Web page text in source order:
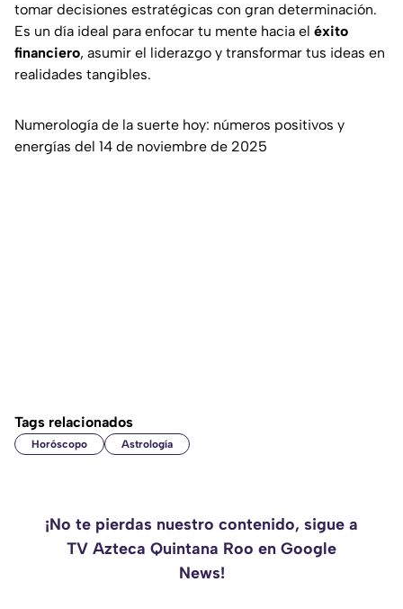
tomar decisiones estratégicas con gran determinación.
Es un día ideal para enfocar tu mente hacia el éxito
financiero, asumir el liderazgo y transformar tus ideas en
realidades tangibles.
Numerología de la suerte hoy: números positivos y
energías del 14 de noviembre de 2025
Tags relacionados
Horóscopo Astrología
¡No te pierdas nuestro contenido, sigue a
TV Azteca Quintana Roo en Google
News!